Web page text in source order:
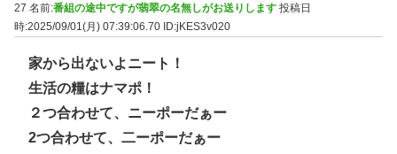
27 名前:番組の途中ですが翡翠の名無しがお送りします 投稿日
時:2025/09/01(月) 07:39:06.70 ID:jKES3v020
家から出ないよニート！
生活の糧はナマポ！
２つ合わせて、ニーポーだぁー
2つ合わせて、二ーポーだぁー